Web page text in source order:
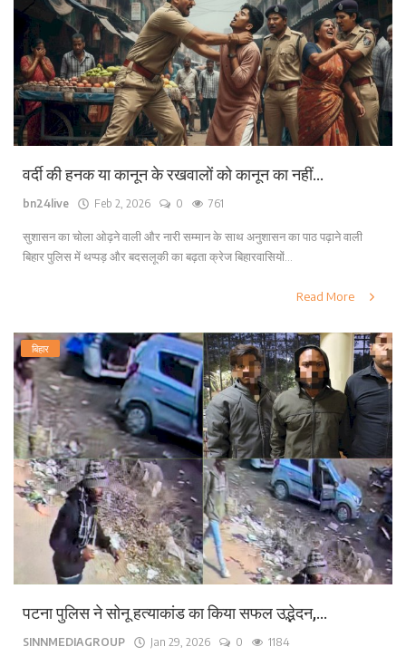
वर्दी की हनक या कानून के रखवालों को कानून का नहीं...
bn24live Feb 2, 2026 0 761
सुशासन का चोला ओढ़ने वाली और नारी सम्मान के साथ अनुशासन का पाठ पढ़ाने वाली
बिहार पुलिस में थप्पड़ और बदसलूकी का बढ़ता क्रेज बिहारवासियों...
Read More
बिहार
पटना पुलिस ने सोनू हत्याकांड का किया सफल उद्भेदन,...
SINNMEDIAGROUP Jan 29, 2026 0 1184